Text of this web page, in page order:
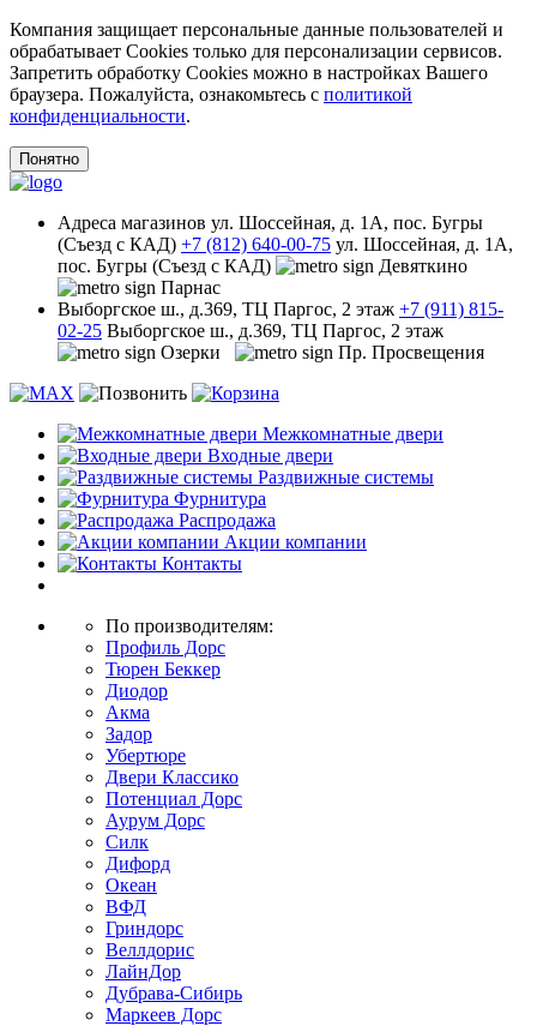
Компания защищает персональные данные пользователей и
обрабатывает Cookies только для персонализации сервисов.
Запретить обработку Cookies можно в настройках Вашего
браузера. Пожалуйста, ознакомьтесь с политикой
конфиденциальности.
Понятно
Адреса магазинов ул. Шоссейная, д. 1А, пос. Бугры
(Съезд с КАД) +7 (812) 640-00-75 ул. Шоссейная, д. 1А,
пос. Бугры (Съезд с КАД)
Девяткино
Парнас
Выборгское ш., д.369, ТЦ Паргос, 2 этаж +7 (911) 815-
02-25 Выборгское ш., д.369, ТЦ Паргос, 2 этаж
Озерки
Пр. Просвещения
Межкомнатные двери
Входные двери
Раздвижные системы
Фурнитура
Распродажа
Акции компании
Контакты
По производителям:
Профиль Дорс
Тюрен Беккер
Диодор
Акма
Задор
Убертюре
Двери Классико
Потенциал Дорс
Аурум Дорс
Силк
Дифорд
Океан
ВФД
Гриндорс
Веллдорис
ЛайнДор
Дубрава-Сибирь
Маркеев Дорс